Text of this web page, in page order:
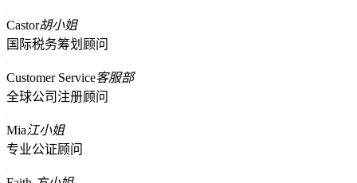
Castor胡小姐
国际税务筹划顾问
Customer Service客服部
全球公司注册顾问
Mia江小姐
专业公证顾问